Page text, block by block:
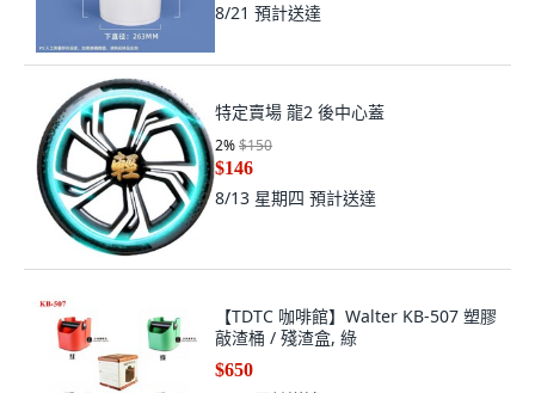
8/21 預計送達
特定賣場 龍2 後中心蓋
2%$150
$146
8/13 星期四 預計送達
【TDTC 咖啡館】Walter KB-507 塑膠
敲渣桶 / 殘渣盒, 綠
$650